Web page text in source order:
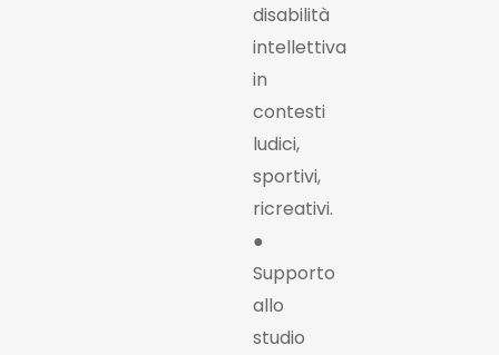
disabilità
intellettiva
in
contesti
ludici,
sportivi,
ricreativi.
●
Supporto
allo
studio